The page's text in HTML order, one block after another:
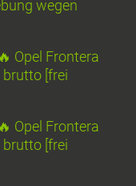
wegen
🔥 Opel Frontera
[frei
🔥 Opel Frontera
[frei